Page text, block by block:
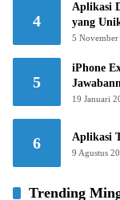
4
Aplikasi
yang
5 November
5
iPhone
19 Januari
6 Aplikasi
9 Agustus
Trending